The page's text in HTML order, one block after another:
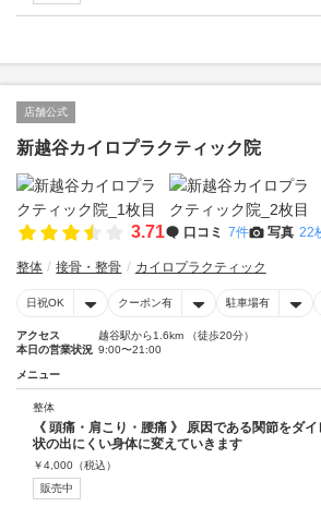
店舗公式
新越谷カイロプラクティック院
3.71 口コミ 7件 写真 22
整体 接骨・整骨 カイロプラクティック
日祝OK クーポン有 駐車場有
アクセス
越谷駅から1.6km （徒歩20分）
本日の営業状況 9:00〜21:00
メニュー
整体
《 頭痛・肩こり・腰痛 》 原因である関節をダ
状の出にくい身体に変えていきます
￥4,000 （税込）
販売中